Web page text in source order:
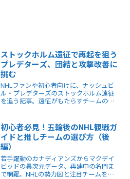
ストックホルム遠征で再起を狙う
プレデターズ、団結と攻撃改善に
挑む
NHLファンや初心者向けに、ナッシュビ
ル・プレデターズのストックホルム遠征
を追う記事。遠征がもたらすチームの結
べきポイントが得られます。
初心者必見！五輪後のNHL観戦ガ
イドと推しチームの選び方（後
編）
若手躍動のカナディアンズからマクデイ
ビッドの異次元データ、再建中の名門ま
で網羅。NHLの勢力図と注目チームを知